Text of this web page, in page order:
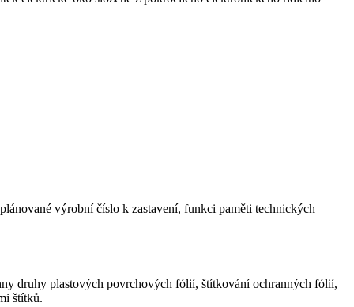
výrobní číslo k zastavení, funkci paměti technických
druhy plastových povrchových fólií, štítkování ochranných fólií,
štítků.